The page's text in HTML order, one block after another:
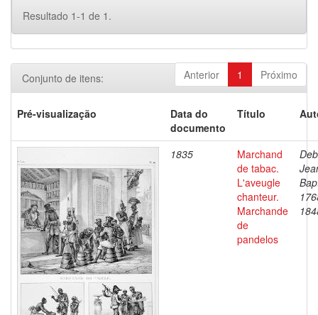
Resultado 1-1 de 1.
Anterior 1 Próximo
Conjunto de itens:
Pré-visualização
Data do
documento
Título
1835
Marchand
de tabac.
L'aveugle
chanteur.
Marchande
de
pandelos